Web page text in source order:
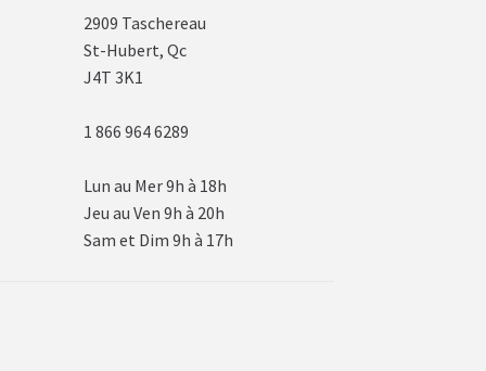
2909 Taschereau
St-Hubert, Qc
J4T 3K1
1 866 964 6289
Lun au Mer 9h à 18h
Jeu au Ven 9h à 20h
Sam et Dim 9h à 17h